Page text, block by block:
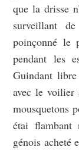
que la drisse
surveillant
poinçonné le
pendant les
Guindant
avec le voilier
mousquetons
étai flambant
génois acheté